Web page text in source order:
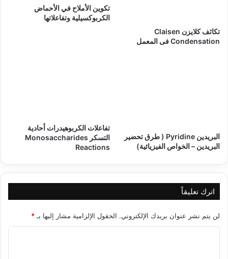
تكاثف كلايزن Claisen
Condensation فى المعمل
تكوين الأملاح في الأحماض
الكربوكسيلية وتفاعلاتها
البريدين Pyridine ( طرق تحضير
البريدين – الخواص الفيزيائية)
تفاعلات الكربوهيدرات أحادية
التسكر Monosaccharides
Reactions
اترك تعليقاً
لن يتم نشر عنوان بريدك الإلكتروني. الحقول الإلزامية مشار إليها بـ*